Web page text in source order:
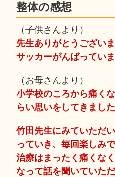
整体の感想
（子供さんより）
先生ありがとうございま
サッカーがんばっていま
（お母さんより）
小学校のころから痛く
らい思いをしてきました
竹田先生にみていただ
っていき、毎回楽しみで
治療はまったく痛くな
なって話を聞いていた